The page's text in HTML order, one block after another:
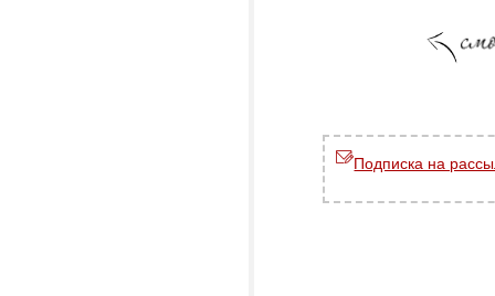
Подписка на